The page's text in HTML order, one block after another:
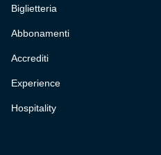
Biglietteria
Abbonamenti
Accrediti
Experience
Hospitality